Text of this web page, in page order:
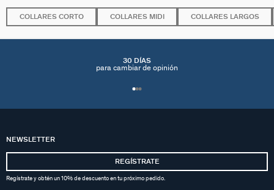
COLLARES CORTO COLLARES MIDI COLLARES LARGOS
30 DÍAS
para cambiar de opinión
NEWSLETTER
REGÍSTRATE
Regístrate y obtén un 10% de descuento en tu próximo pedido.